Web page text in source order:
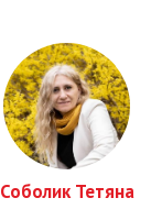
Соболик Тетяна